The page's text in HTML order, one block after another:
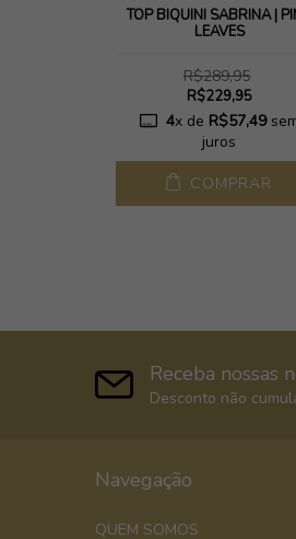
TOP BIQUÍNI SABRINA |
LEAVES
R$289,95
R$229,95
4x de R$57,49
juros
COMPRAR
Receba nossas
Desconto não
Navegação
QUEM SOMOS